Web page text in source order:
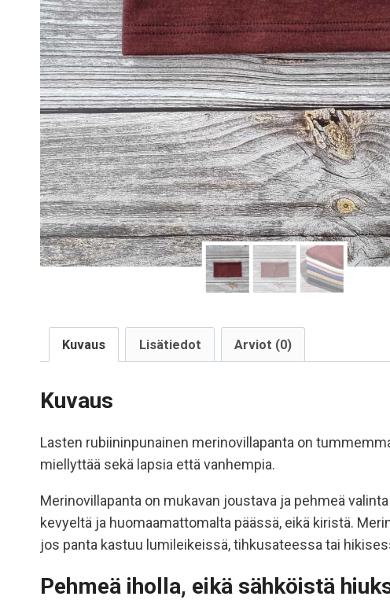
Kuvaus Lisätiedot Arviot (0)
Kuvaus
Lasten rubiininpunainen merinovillapanta on
miellyttää sekä lapsia että vanhempia.
Merinovillapanta on mukavan joustava ja pehmeä
kevyeltä ja huomaamattomalta päässä, eikä kiristä.
jos panta kastuu lumileikeissä, tihkusateessa tai
Pehmeä iholla, eikä sähköistä